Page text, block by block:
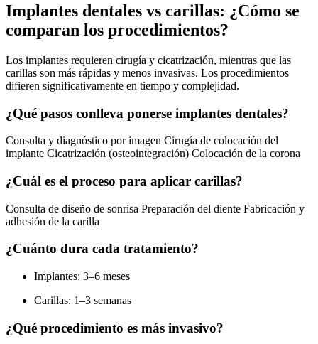
Implantes dentales vs carillas: ¿Cómo se
comparan los procedimientos?
Los implantes requieren cirugía y cicatrización, mientras que las
carillas son más rápidas y menos invasivas. Los procedimientos
difieren significativamente en tiempo y complejidad.
¿Qué pasos conlleva ponerse implantes dentales?
Consulta y diagnóstico por imagen Cirugía de colocación del
implante Cicatrización (osteointegración) Colocación de la corona
¿Cuál es el proceso para aplicar carillas?
Consulta de diseño de sonrisa Preparación del diente Fabricación y
adhesión de la carilla
¿Cuánto dura cada tratamiento?
Implantes: 3–6 meses
Carillas: 1–3 semanas
¿Qué procedimiento es más invasivo?